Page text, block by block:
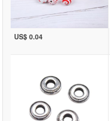
US$ 0.04